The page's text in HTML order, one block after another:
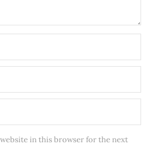
website in this browser for the next